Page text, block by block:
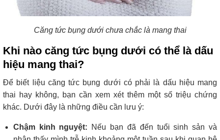
Căng tức bụng dưới chưa chắc là mang thai
Khi nào căng tức bụng dưới có thể là dấu
hiệu mang thai?
Để biết liệu căng tức bụng dưới có phải là dấu hiệu mang
thai hay không, bạn cần xem xét thêm một số triệu chứng
khác. Dưới đây là những điều cần lưu ý:
Chậm kinh nguyệt: Nếu bạn đã đến tuổi sinh sản và